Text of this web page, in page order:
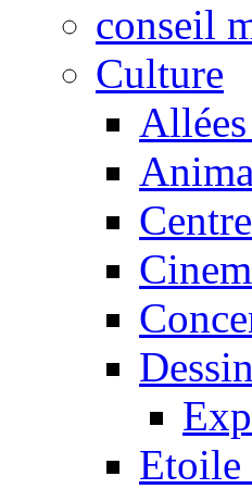
conseil
Culture
Etoile